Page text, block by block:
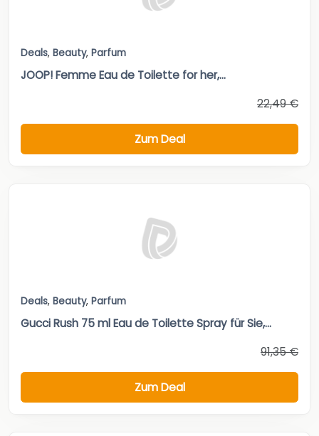
Deals, Beauty, Parfum
JOOP! Femme Eau de Toilette for her,...
22,49 €
Zum Deal
Deals, Beauty, Parfum
Gucci Rush 75 ml Eau de Toilette Spray für Sie,...
91,35 €
Zum Deal